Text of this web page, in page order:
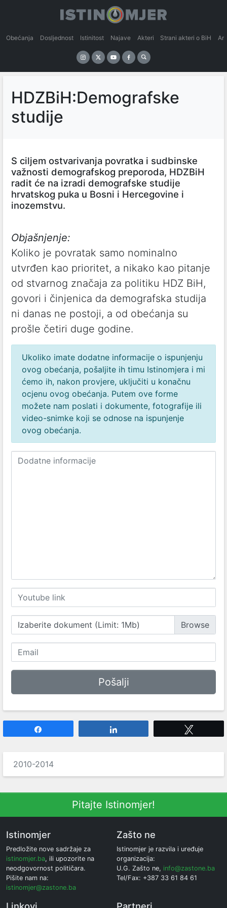
Obećanja Dosljednost Istinitost Najave Akteri Strani akteri o BiH
HDZBiH:Demografske
studije
S ciljem ostvarivanja povratka i sudbinske
važnosti demografskog preporoda, HDZBiH
radit će na izradi demografske studije
hrvatskog puka u Bosni i Hercegovine i
inozemstvu.
Objašnjenje:
Koliko je povratak samo nominalno
utvrđen kao prioritet, a nikako kao pitanje
od stvarnog značaja za politiku HDZ BiH,
govori i činjenica da demografska studija
ni danas ne postoji, a od obećanja su
prošle četiri duge godine.
Ukoliko imate dodatne informacije o ispunjenju
ovog obećanja, pošaljite ih timu Istinomjera i mi
ćemo ih, nakon provjere, uključiti u konačnu
ocjenu ovog obećanja. Putem ove forme
možete nam poslati i dokumente, fotografije ili
video-snimke koji se odnose na ispunjenje
ovog obećanja.
Izaberite dokument (Limit: 1Mb)
2010-2014
Pitajte Istinomjer!
Istinomjer
Predložite nove sadržaje za
istinomjer.ba, ili upozorite na
neodgovornost političara.
Pišite nam na:
istinomjer@zastone.ba
Zašto ne
Istinomjer je razvila i uređuje
organizacija:
U.G. Zašto ne, info@zastone.ba
Tel/Fax: +387 33 61 84 61